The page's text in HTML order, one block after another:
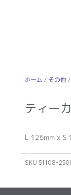
ホーム / その他/
ティー
L 126mm x S
SKU 51108-